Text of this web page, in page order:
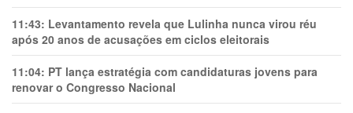
11:43: Levantamento revela que Lulinha nunca virou réu
após 20 anos de acusações em ciclos eleitorais
11:04: PT lança estratégia com candidaturas jovens para
renovar o Congresso Nacional